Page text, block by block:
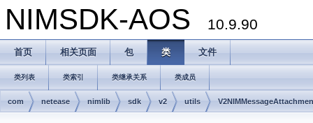
NIMSDK-AOS 10.9.90
首页 相关页面 包 类 文件
类列表 类索引 类继承关系 类成员
com netease nimlib sdk v2 utils